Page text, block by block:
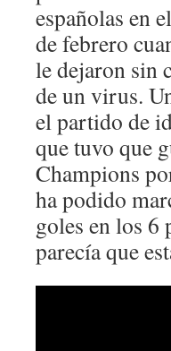
españolas en
de febrero
le dejaron sin
de un virus.
el partido de
que tuvo que
Champions
ha podido
goles en los 6
parecía que